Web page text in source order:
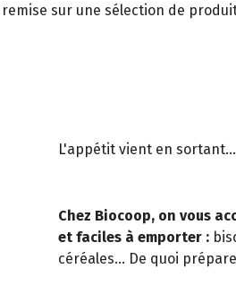
sur une sélection de
L'appétit vient en
Chez Biocoop, on vous
et faciles à emporter :
céréales... De quoi